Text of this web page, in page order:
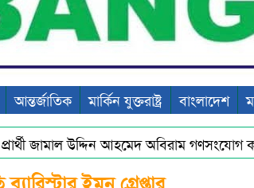
আন্তর্জাতিক মার্কিন যুক্তরাষ্ট্র বাংলাদেশ
জামাল উদ্দিন আহমেদ অবিরাম গণসংযোগ
উদ্ধার
এ সাদেক ইন্টারন্যাশনাল
ইমন গ্রেপ্তার